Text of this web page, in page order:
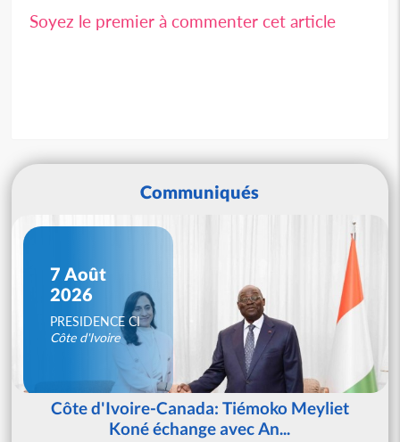
Soyez le premier à commenter cet article
Communiqués
7 Août
2026
PRESIDENCE CI
Côte d'Ivoire
Côte d'Ivoire-Canada: Tiémoko Meyliet
Koné échange avec An...